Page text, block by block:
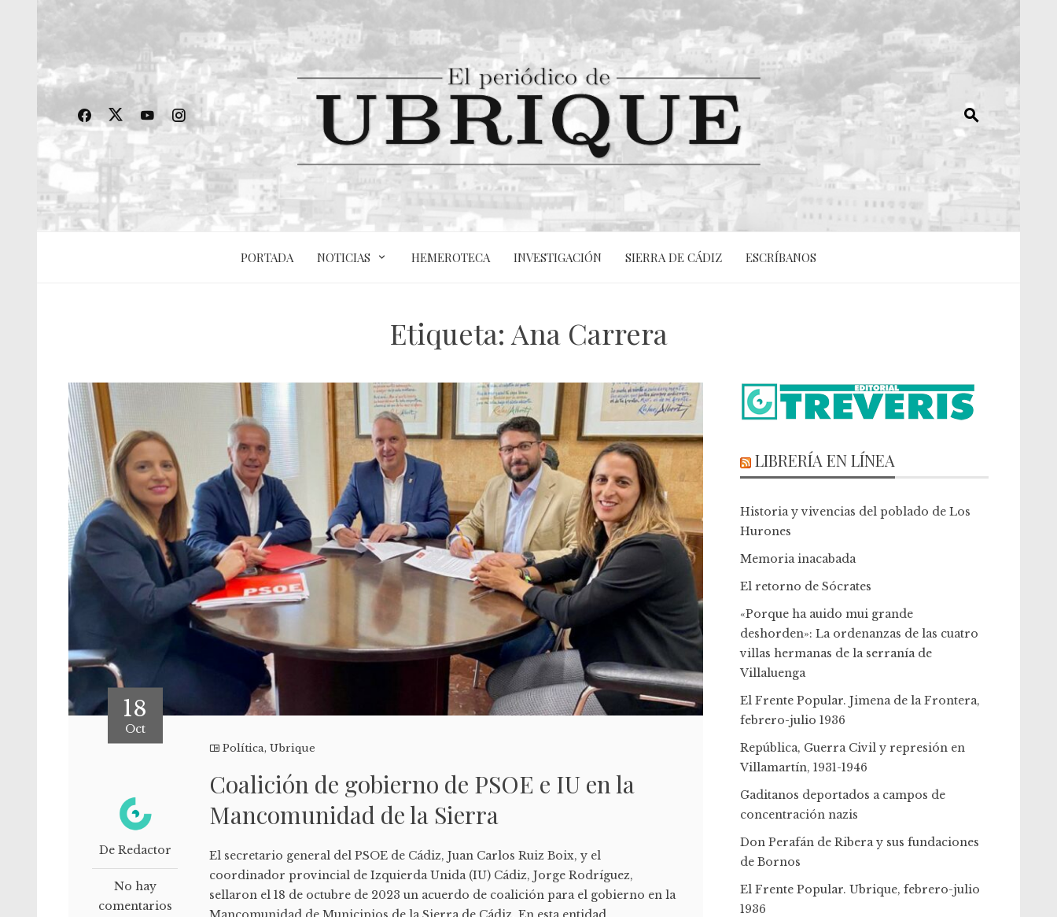
PORTADA NOTICIAS HEMEROTECA INVESTIGACIÓN SIERRA DE CÁDIZ ESCRÍBANOS
Etiqueta: Ana Carrera
18
Oct
De Redactor
No hay
comentarios
Política,Ubrique
Coalición de gobierno de PSOE e IU en la
Mancomunidad de la Sierra
El secretario general del PSOE de Cádiz, Juan Carlos Ruiz Boix, y el
coordinador provincial de Izquierda Unida (IU) Cádiz, Jorge Rodríguez,
sellaron el 18 de octubre de 2023 un acuerdo de coalición para el gobierno en la
LIBRERÍA EN LÍNEA
Historia y vivencias del poblado de Los
Hurones
Memoria inacabada
El retorno de Sócrates
«Porque ha auido mui grande
deshorden»: La ordenanzas de las cuatro
villas hermanas de la serranía de
Villaluenga
El Frente Popular. Jimena de la Frontera,
febrero-julio 1936
República, Guerra Civil y represión en
Villamartín, 1931-1946
Gaditanos deportados a campos de
concentración nazis
Don Perafán de Ribera y sus fundaciones
de Bornos
El Frente Popular. Ubrique, febrero-julio
1936